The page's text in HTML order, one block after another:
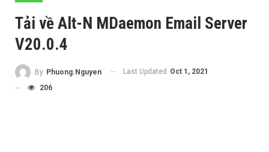
Tải về Alt-N MDaemon Email Server
V20.0.4
By Phuong.Nguyen Last Updated Oct 1, 2021
206